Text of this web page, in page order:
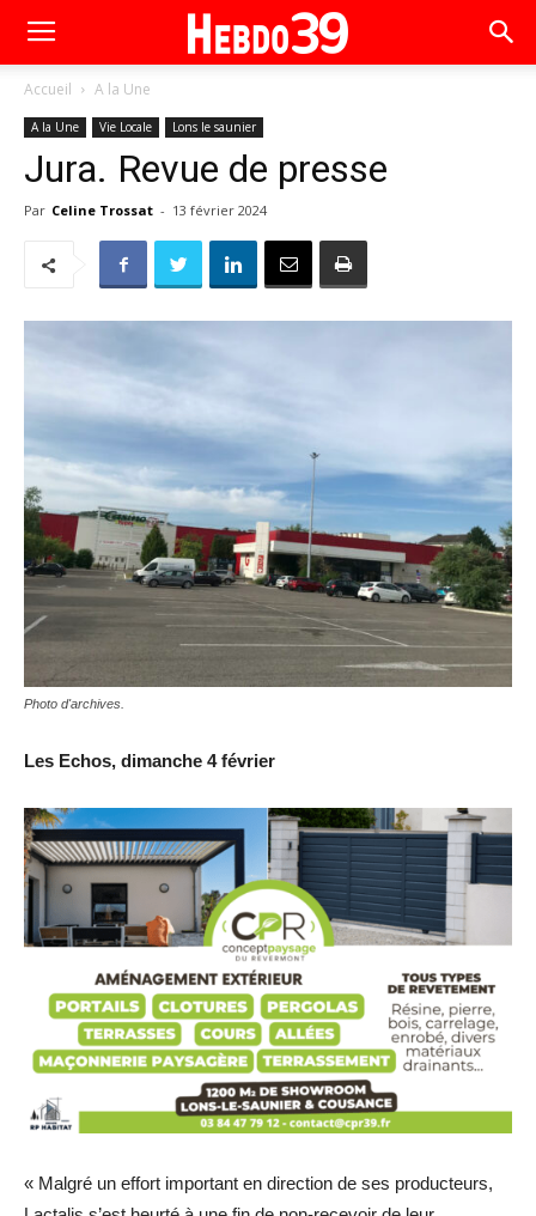
Accueil A la Une
A la Une Vie Locale Lons le saunier
Jura. Revue de presse
Par Celine Trossat - 13 février 2024
Photo d'archives.
Les Echos, dimanche 4 février
« Malgré un effort important en direction de ses producteurs,